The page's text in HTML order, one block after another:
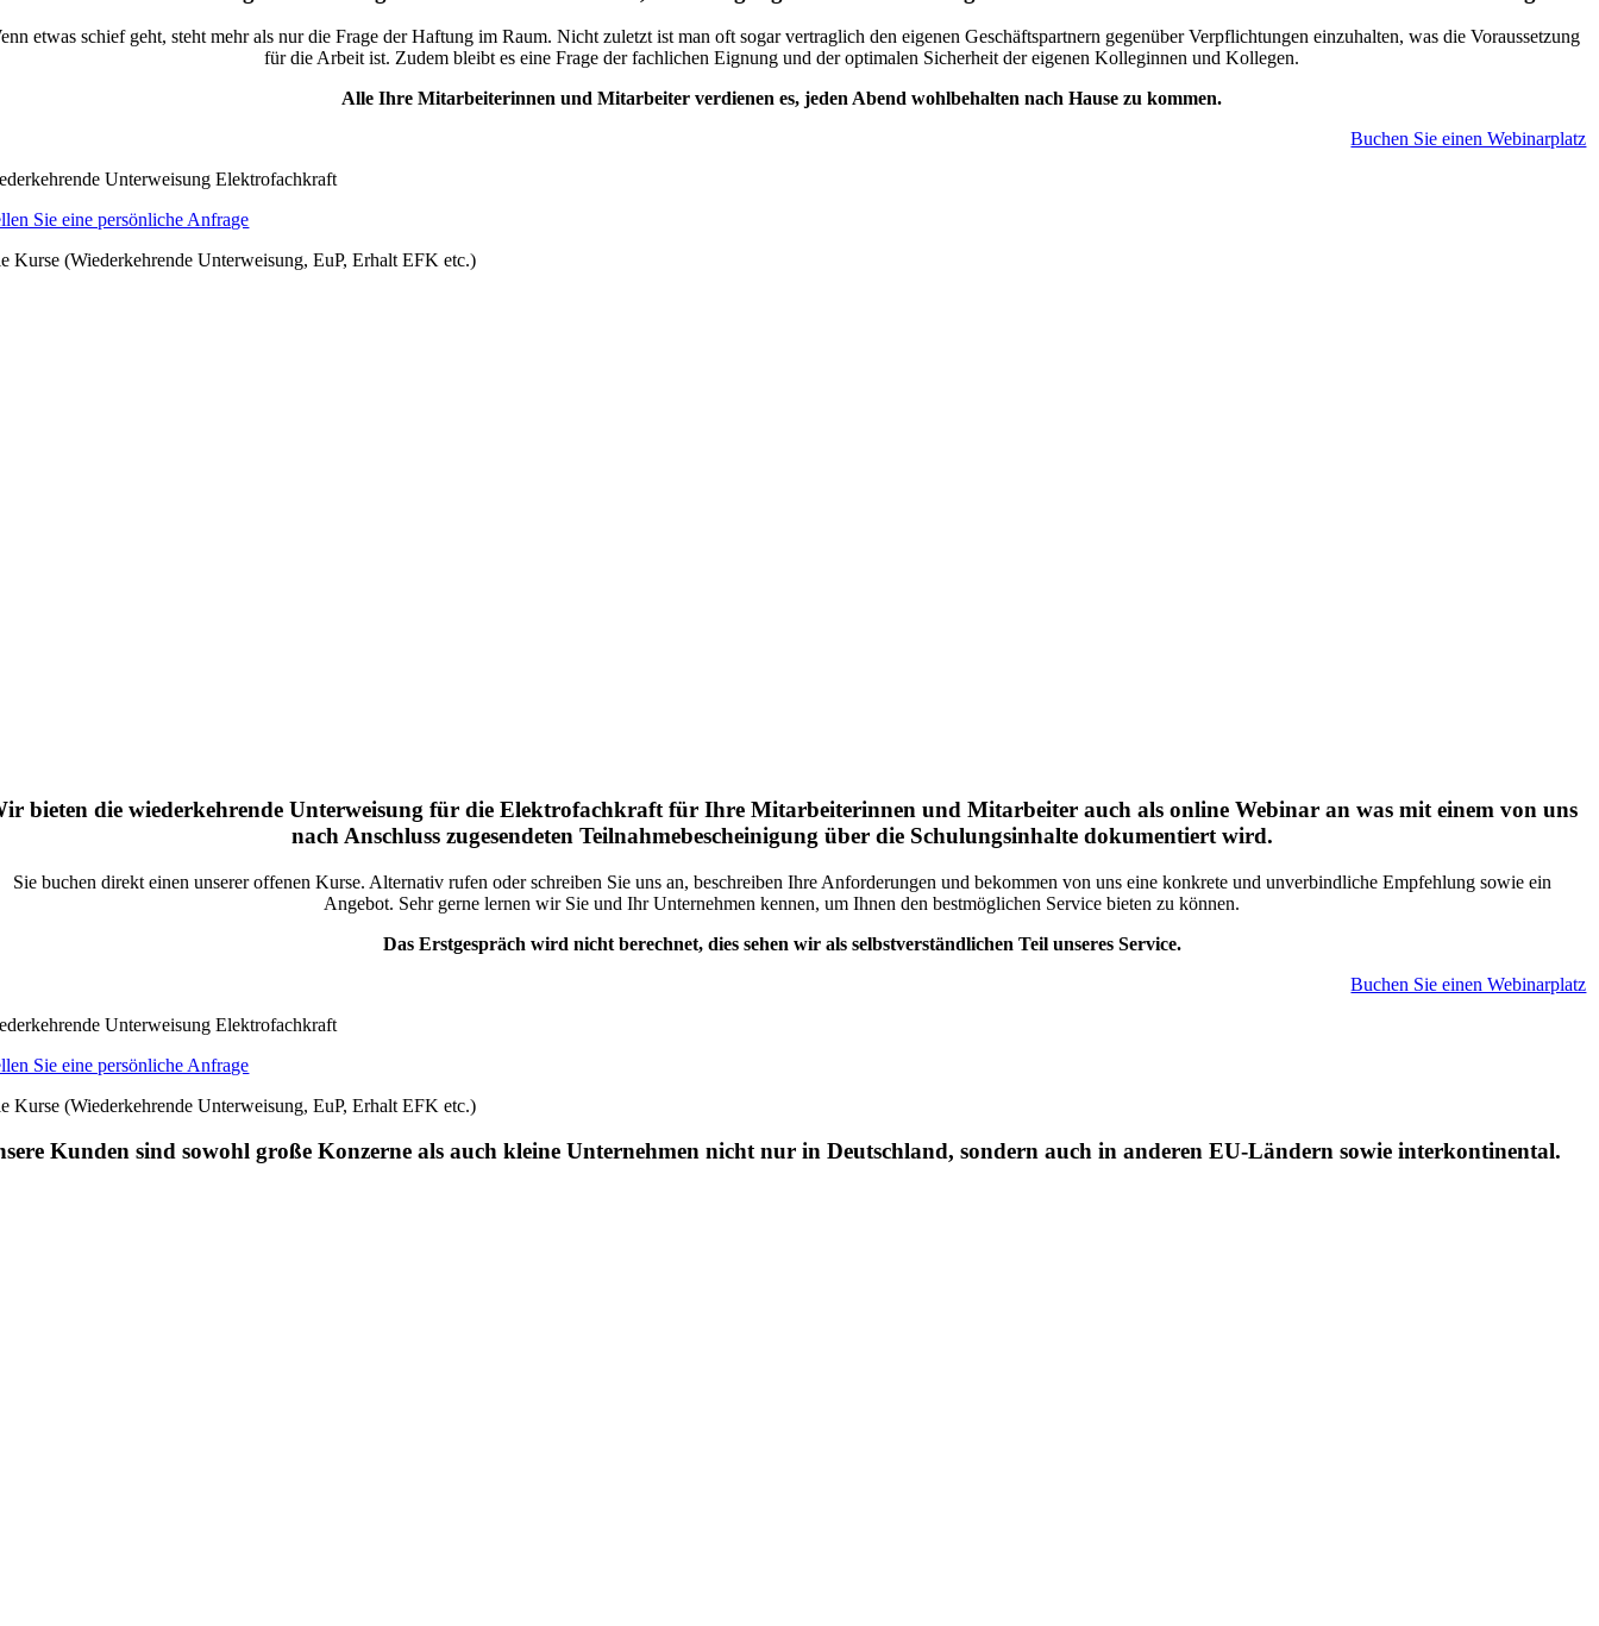
etwas schief geht, steht mehr als nur die Frage der Haftung im Raum. Nicht zuletzt ist man oft sogar vertraglich den eigenen Geschäftspartnern gegenüber Verpflichtungen einzuhalten, was die Voraussetzung
für die Arbeit ist. Zudem bleibt es eine Frage der fachlichen Eignung und der optimalen Sicherheit der eigenen Kolleginnen und Kollegen.
Alle Ihre Mitarbeiterinnen und Mitarbeiter verdienen es, jeden Abend wohlbehalten nach Hause zu kommen.
Buchen Sie einen Webinarplatz
Unterweisung Elektrofachkraft
Sie eine persönliche Anfrage
Kurse (Wiederkehrende Unterweisung, EuP, Erhalt EFK etc.)
bieten die wiederkehrende Unterweisung für die Elektrofachkraft für Ihre Mitarbeiterinnen und Mitarbeiter auch als online Webinar an was mit einem von uns
nach Anschluss zugesendeten Teilnahmebescheinigung über die Schulungsinhalte dokumentiert wird.
Sie buchen direkt einen unserer offenen Kurse. Alternativ rufen oder schreiben Sie uns an, beschreiben Ihre Anforderungen und bekommen von uns eine konkrete und unverbindliche Empfehlung sowie ein
Angebot. Sehr gerne lernen wir Sie und Ihr Unternehmen kennen, um Ihnen den bestmöglichen Service bieten zu können.
Das Erstgespräch wird nicht berechnet, dies sehen wir als selbstverständlichen Teil unseres Service.
Buchen Sie einen Webinarplatz
Unterweisung Elektrofachkraft
Sie eine persönliche Anfrage
Kurse (Wiederkehrende Unterweisung, EuP, Erhalt EFK etc.)
Kunden sind sowohl große Konzerne als auch kleine Unternehmen nicht nur in Deutschland, sondern auch in anderen EU-Ländern sowie interkontinental.